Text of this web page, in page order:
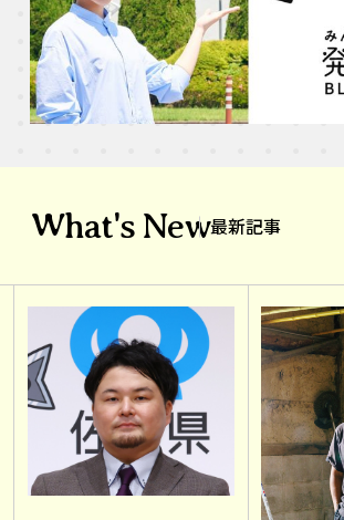
What's New最新記事